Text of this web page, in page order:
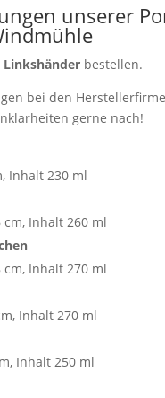
unserer
Linkshänder bestellen.
bei den
gerne nach!
Inhalt 230 ml
cm, Inhalt 260 ml
cm, Inhalt 270 ml
Inhalt 270 ml
Inhalt 250 ml